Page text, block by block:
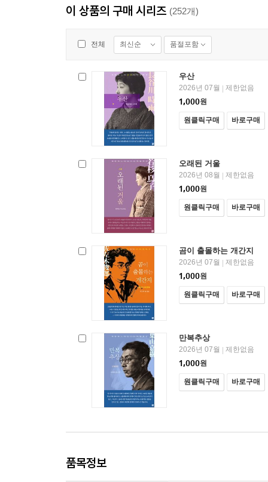
이 상품의 구매 시리즈 (252개)
전체 최신순 품절포함
우산
2026년 07월 | 제한없음
1,000원
원클릭구매 바로구매
오래된 거울
2026년 08월 | 제한없음
1,000원
원클릭구매 바로구매
곰이 출몰하는 개간지
2026년 07월 | 제한없음
1,000원
원클릭구매 바로구매
만복추상
2026년 07월 | 제한없음
1,000원
원클릭구매 바로구매
품목정보